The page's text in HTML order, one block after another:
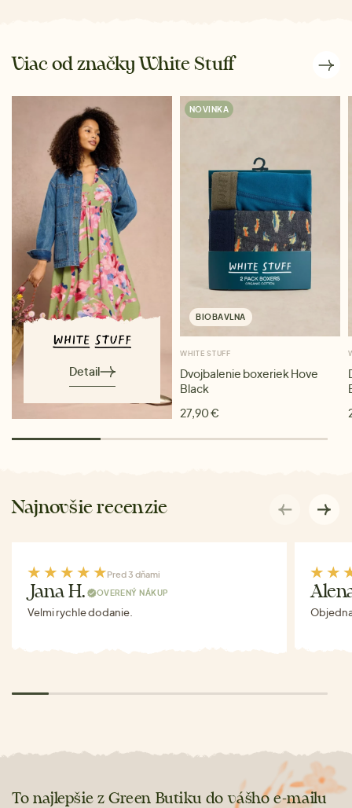
Viac od značky White Stuff
Detail
NOVINKA
BIOBAVLNA
WHITE STUFF
Dvojbalenie boxeriek Hove
Black
27,90 €
Najnovšie recenzie
Pred 3 dňami
Jana H. OVERENÝ NÁKUP
Velmi rychle dodanie.
To najlepšie z Green Butiku do vášho e-mailu